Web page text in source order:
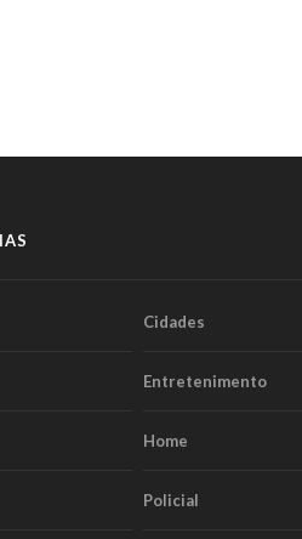
Cidades
Entretenimento
Home
Policial